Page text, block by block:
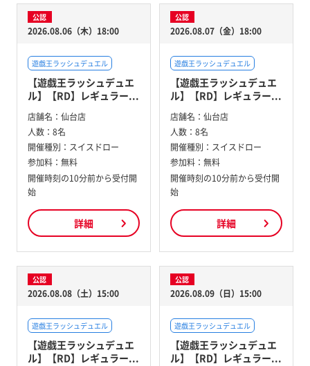
公認
2026.08.06（木）18:00
遊戯王ラッシュデュエル
【遊戯王ラッシュデュエ
ル】【RD】レギュラー...
店舗名： 仙台店
人数： 8名
開催種別： スイスドロー
参加料： 無料
開催時刻の10分前から受付開
始
詳細
公認
2026.08.07（金）18:00
遊戯王ラッシュデュエル
【遊戯王ラッシュデュエ
ル】【RD】レギュラー...
店舗名： 仙台店
人数： 8名
開催種別： スイスドロー
参加料： 無料
開催時刻の10分前から受付開
始
詳細
公認
2026.08.08（土）15:00
遊戯王ラッシュデュエル
【遊戯王ラッシュデュエ
ル】【RD】レギュラー...
公認
2026.08.09（日）15:00
遊戯王ラッシュデュエル
【遊戯王ラッシュデュエ
ル】【RD】レギュラー...